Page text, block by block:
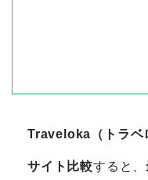
Traveloka（トラベ
サイト比較すると、